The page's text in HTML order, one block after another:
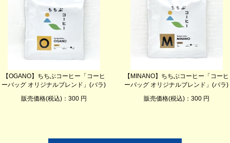
【OGANO】ちちぶコーヒー「コーヒ
ーバッグ オリジナルブレンド」(バラ)
販売価格(税込)：300 円
【MINANO】ちちぶコーヒー「コーヒ
ーバッグ オリジナルブレンド」(バラ)
販売価格(税込)：300 円